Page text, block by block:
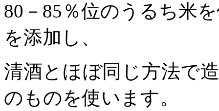
80 － 85 ％位のうるち米
を添加し、
清酒とほぼ同じ方法で
のものを使います。